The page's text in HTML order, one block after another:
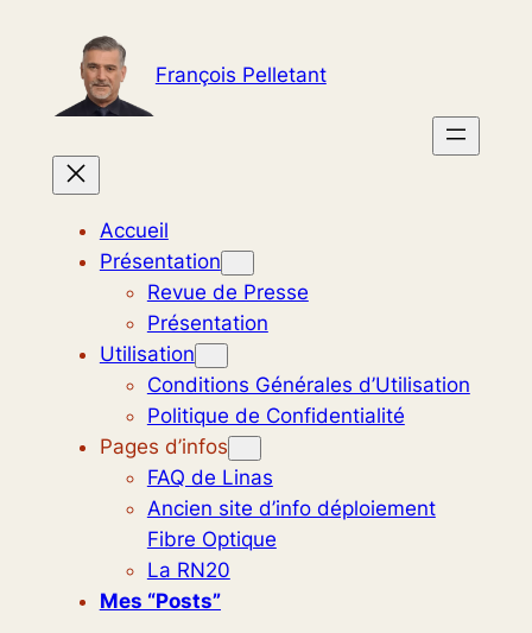
contenu
François Pelletant
Accueil
Présentation
Revue de Presse
Présentation
Utilisation
Conditions Générales d’Utilisation
Politique de Confidentialité
Pages d’infos
FAQ de Linas
Ancien site d’info déploiement
Fibre Optique
La RN20
Mes “posts”